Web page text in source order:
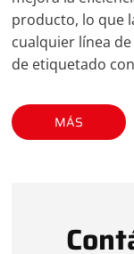
producto, lo que
cualquier línea
de etiquetado
MÁS